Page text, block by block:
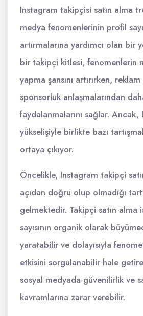
Instagram takipçisi satın alma
medya fenomenlerinin profil
artırmalarına yardımcı olan bir
bir takipçi kitlesi, fenomenlerin
yapma şansını artırırken,
sponsorluk anlaşmalarından
faydalanmalarını sağlar.
yükselişiyle birlikte bazı
ortaya çıkıyor.
Öncelikle, Instagram takipçi
açıdan doğru olup olmadığı
gelmektedir. Takipçi satın alma
sayısının organik olarak
yaratabilir ve dolayısıyla
etkisini sorgulanabilir hale
sosyal medyada güvenilirlik ve
kavramlarına zarar verebilir.